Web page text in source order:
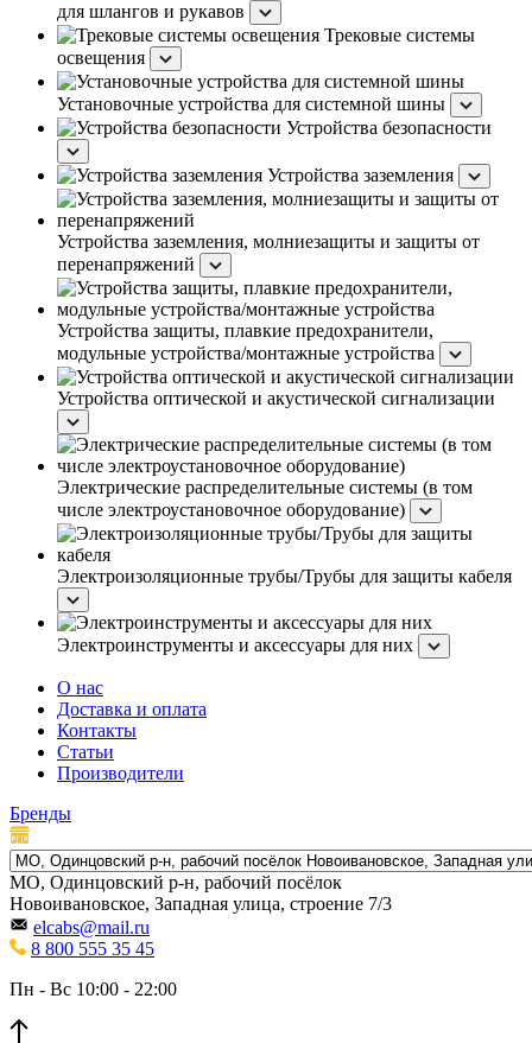
для шлангов и рукавов
Трековые системы
освещения
Установочные устройства для системной шины
Устройства безопасности
Устройства заземления
Устройства заземления, молниезащиты и защиты от
перенапряжений
Устройства защиты, плавкие предохранители,
модульные устройства/монтажные устройства
Устройства оптической и акустической сигнализации
Электрические распределительные системы (в том
числе электроустановочное оборудование)
Электроизоляционные трубы/Трубы для защиты кабеля
Электроинструменты и аксессуары для них
О нас
Доставка и оплата
Контакты
Статьи
Производители
Бренды
МО, Одинцовский р-н, рабочий посёлок
Новоивановское, Западная улица, строение 7/3
elcabs@mail.ru
8 800 555 35 45
Пн - Вс 10:00 - 22:00